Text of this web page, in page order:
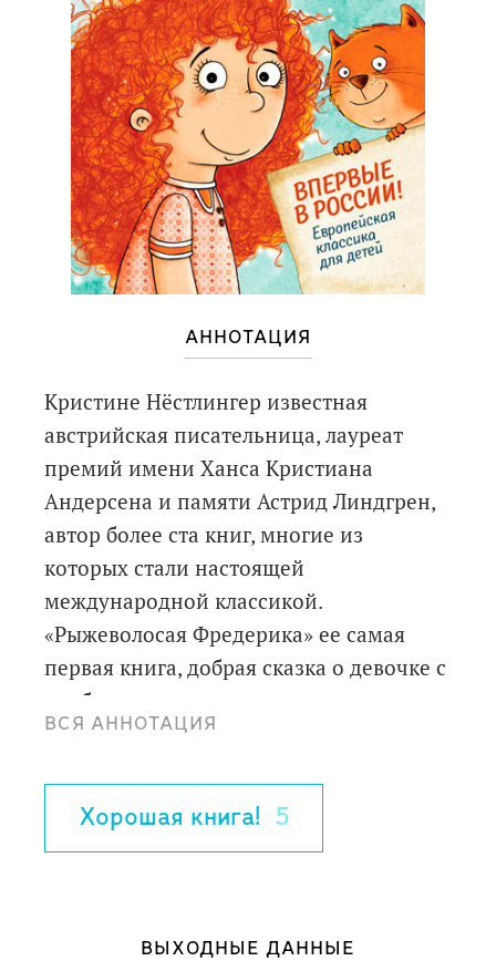
АННОТАЦИЯ
Кристине Нёстлингер известная
австрийская писательница, лауреат
премий имени Ханса Кристиана
Андерсена и памяти Астрид Линдгрен,
автор более ста книг, многие из
которых стали настоящей
международной классикой.
«Рыжеволосая Фредерика» ее самая
первая книга, добрая сказка о девочке с
необычными огненно-рыжими
волосами. Из-за этих волос Фредерику
однажды она узнала, что ее рыжие
волосы настоящее чудо, и они помогут
ВСЯ АННОТАЦИЯ
Хорошая книга! 5
ВЫХОДНЫЕ ДАННЫЕ